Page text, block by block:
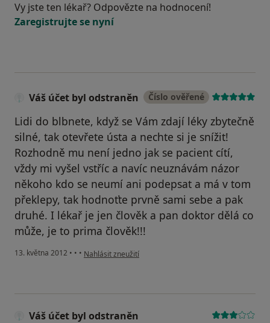
Vy jste ten lékař? Odpovězte na hodnocení!
Zaregistrujte se nyní
Váš účet byl odstraněn Číslo ověřené
Lidi do blbnete, když se Vám zdají léky zbytečně
silné, tak otevřete ústa a nechte si je snížit!
Rozhodně mu není jedno jak se pacient cítí,
vždy mi vyšel vstříc a navíc neuznávám názor
někoho kdo se neumí ani podepsat a má v tom
překlepy, tak hodnoťte prvně sami sebe a pak
druhé. I lékař je jen člověk a pan doktor dělá co
může, je to prima člověk!!!
13. května 2012 • • • podle názoru uživatele Váš účet byl odstraněn
Nahlásit zneužití
Váš účet byl odstraněn